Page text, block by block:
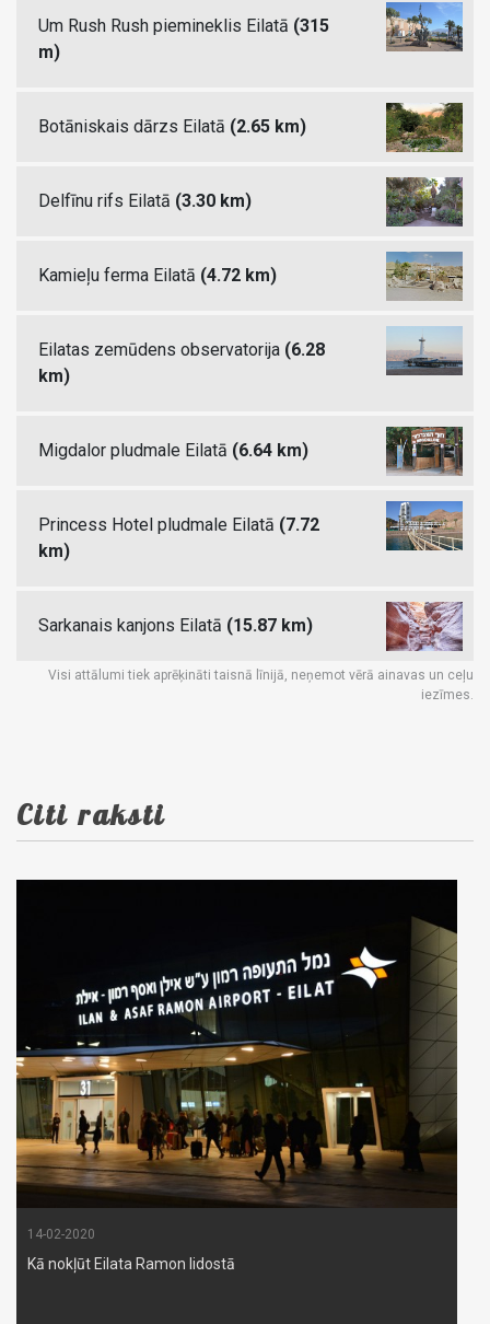
Um Rush Rush piemineklis Eilatā (315
m)
Botāniskais dārzs Eilatā (2.65 km)
Delfīnu rifs Eilatā (3.30 km)
Kamieļu ferma Eilatā (4.72 km)
Eilatas zemūdens observatorija (6.28
km)
Migdalor pludmale Eilatā (6.64 km)
Princess Hotel pludmale Eilatā (7.72
km)
Sarkanais kanjons Eilatā (15.87 km)
Visi attālumi tiek aprēķināti taisnā līnijā, neņemot vērā ainavas un ceļu
iezīmes.
Citi raksti
14-02-2020
Kā nokļūt Eilata Ramon lidostā